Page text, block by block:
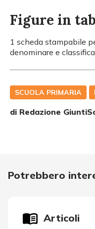
Figure in
1 scheda stampabile
denominare e
SCUOLA PRIMARIA
di Redazione
Potrebbero
Articoli